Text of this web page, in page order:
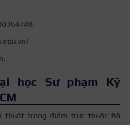
học Sư phạm Kỹ
thuật trọng điểm trực thuộc Bộ